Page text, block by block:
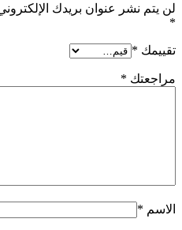
يتم نشر عنوان بريدك الإلكتروني.
*
*
*